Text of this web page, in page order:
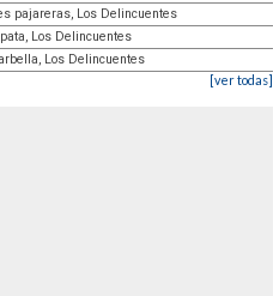
pajareras, Los Delincuentes
Los Delincuentes
Los Delincuentes
[ver todas]